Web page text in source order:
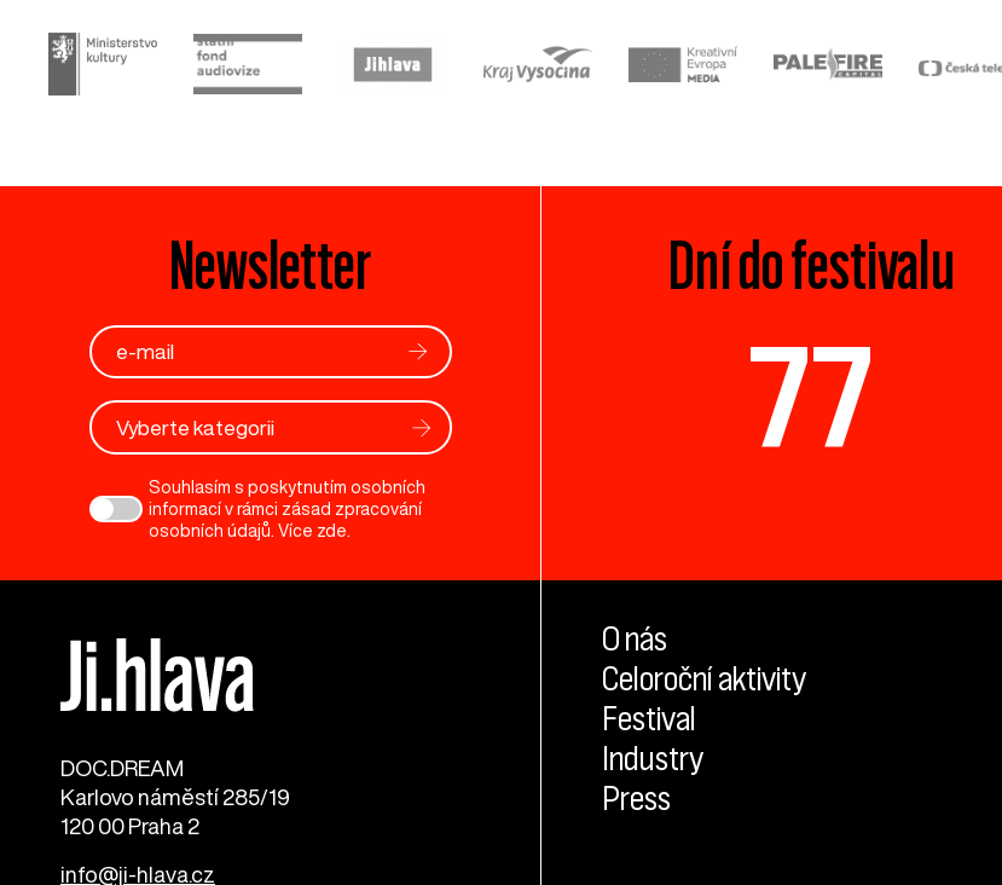
Newsletter
Vyberte kategorii
Souhlasím s poskytnutím osobních
informací v rámci zásad zpracování
osobních údajů. Více zde
Dní do festivalu
77
DOC.DREAM​
Karlovo náměstí 285/19
120 00 Praha 2
info@ji-hlava.cz
O nás
Celoroční aktivity
Festival
Industry
Press